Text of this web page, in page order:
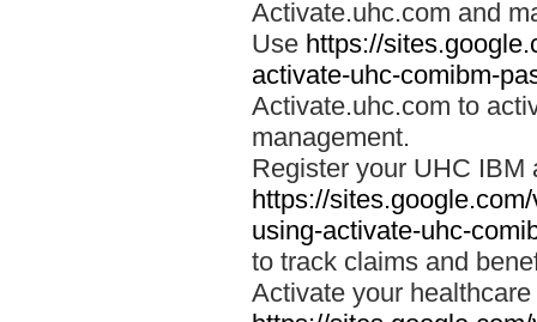
Activate.uhc.com and
Use https://
activate-uhc-comibm-
Activate.uhc.com to
management.
Register your UHC IBM
https://
using-activate-uhc-
to track claims and
Activate your